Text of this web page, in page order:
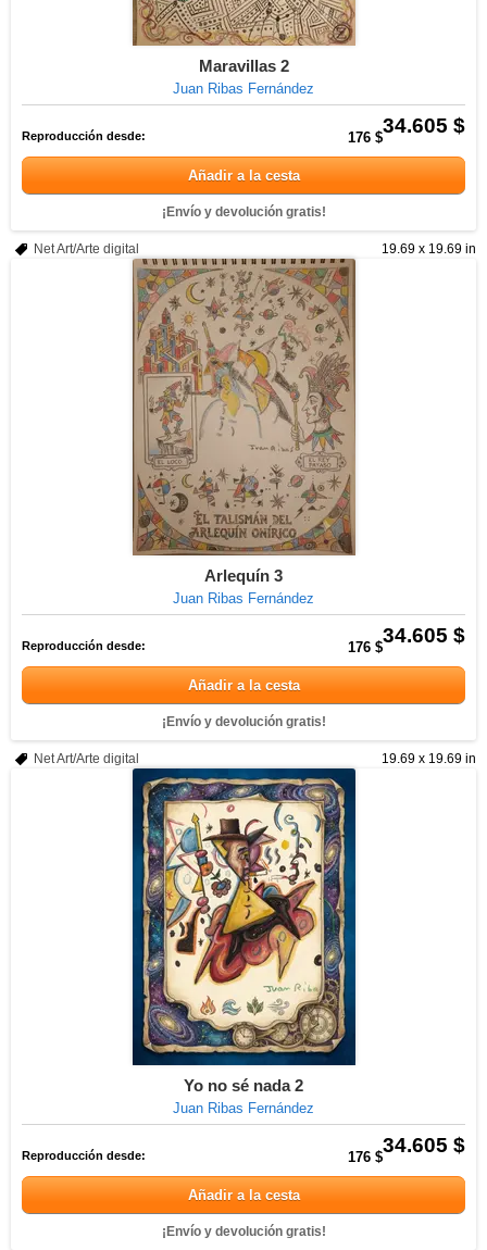
Maravillas 2
Juan Ribas Fernández
34.605 $
Reproducción desde: 176 $
Añadir a la cesta
¡Envío y devolución gratis!
19.69 x 19.69 in
Net Art/Arte digital
Arlequín 3
Juan Ribas Fernández
34.605 $
Reproducción desde: 176 $
Añadir a la cesta
¡Envío y devolución gratis!
19.69 x 19.69 in
Net Art/Arte digital
Yo no sé nada 2
Juan Ribas Fernández
34.605 $
Reproducción desde: 176 $
Añadir a la cesta
¡Envío y devolución gratis!